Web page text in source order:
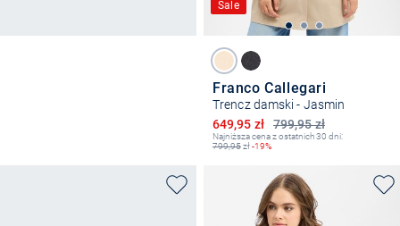
Sale
Franco Callegari
Trencz damski - Jasmin
799,95 zł
Obniżona cena
649,95 zł
Najniższa cena z ostatnich 30 dni:
799,95zł-19%